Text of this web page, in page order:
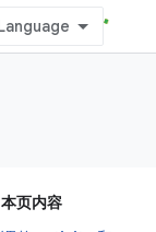
本页内容